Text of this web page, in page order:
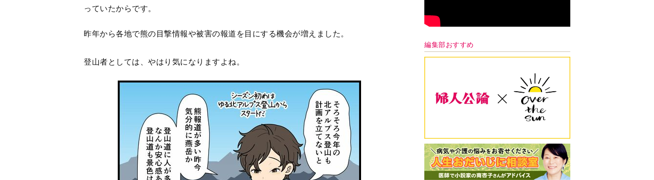
っていたからです。
昨年から各地で熊の目撃情報や被害の報道を目にする機会が増えました。
登山者としては、やはり気になりますよね。
編集部おすすめ